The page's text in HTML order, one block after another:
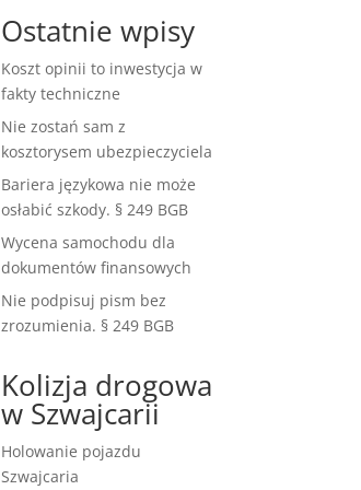
Ostatnie wpisy
Koszt opinii to inwestycja w
fakty techniczne
Nie zostań sam z
kosztorysem ubezpieczyciela
Bariera językowa nie może
osłabić szkody. § 249 BGB
Wycena samochodu dla
dokumentów finansowych
Nie podpisuj pism bez
zrozumienia. § 249 BGB
Kolizja drogowa
w Szwajcarii
Holowanie pojazdu
Szwajcaria